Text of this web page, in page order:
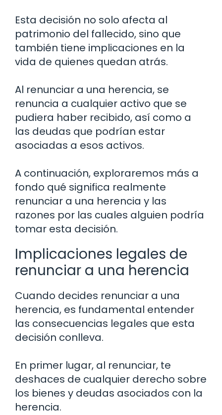
Esta decisión no solo afecta al
patrimonio del fallecido, sino que
también tiene implicaciones en la
vida de quienes quedan atrás.
Al renunciar a una herencia, se
renuncia a cualquier activo que se
pudiera haber recibido, así como a
las deudas que podrían estar
asociadas a esos activos.
A continuación, exploraremos más a
fondo qué significa realmente
renunciar a una herencia y las
razones por las cuales alguien podría
tomar esta decisión.
Implicaciones legales de
renunciar a una herencia
Cuando decides renunciar a una
herencia, es fundamental entender
las consecuencias legales que esta
decisión conlleva.
En primer lugar, al renunciar, te
deshaces de cualquier derecho sobre
los bienes y deudas asociados con la
herencia.